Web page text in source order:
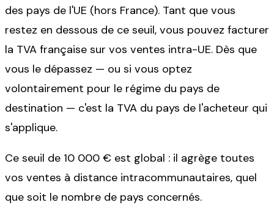
des pays de l'UE (hors France). Tant que vous
restez en dessous de ce seuil, vous pouvez facturer
la TVA française sur vos ventes intra-UE. Dès que
vous le dépassez — ou si vous optez
volontairement pour le régime du pays de
destination — c'est la TVA du pays de l'acheteur qui
s'applique.
Ce seuil de 10 000 € est global : il agrège toutes
vos ventes à distance intracommunautaires, quel
que soit le nombre de pays concernés.